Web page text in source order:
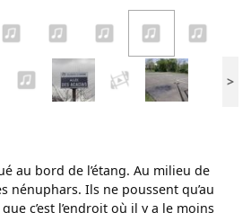
>
au bord de l’étang. Au milieu de
nénuphars. Ils ne poussent qu’au
c’est l’endroit où il y a le moins